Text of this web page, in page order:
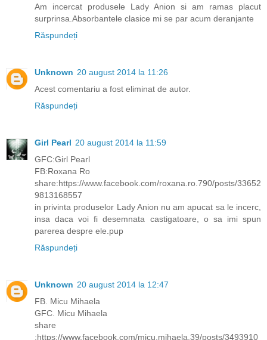
Am incercat produsele Lady Anion si am ramas placut
surprinsa.Absorbantele clasice mi se par acum deranjante
Răspundeți
Unknown 20 august 2014 la 11:26
Acest comentariu a fost eliminat de autor.
Răspundeți
Girl Pearl 20 august 2014 la 11:59
GFC:Girl Pearl
FB:Roxana Ro
share:https://www.facebook.com/roxana.ro.790/posts/33652
9813168557
in privinta produselor Lady Anion nu am apucat sa le incerc,
insa daca voi fi desemnata castigatoare, o sa imi spun
parerea despre ele.pup
Răspundeți
Unknown 20 august 2014 la 12:47
FB. Micu Mihaela
GFC. Micu Mihaela
share
:https://www.facebook.com/micu.mihaela.39/posts/3493910